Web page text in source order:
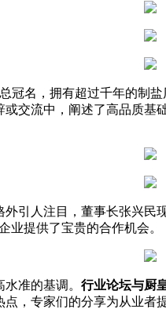
冠名，拥有超过千年的制
或交流中，阐述了高品质基
引人注目，董事长张兴
业提供了宝贵的合作机会。
准的基调。 行业论坛与厨
，专家们的分享为从业者